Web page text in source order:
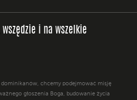
i na wszelkie
chcemy podejmować misję
głoszenia Boga, budowanie życia